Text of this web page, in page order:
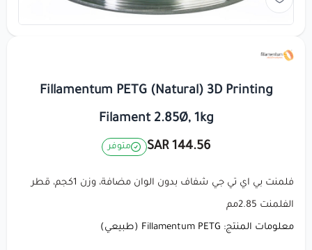
Fillamentum PETG (Natural) 3D Printing
Filament 2.85Ø, 1kg
144.56 SAR
متوفر
فلمنت بي اي تي جي شفاف بدون الوان مضافة، وزن 1كجم، قطر
الفلمنت 2.85مم
معلومات المنتج: Fillamentum PETG (طبيعي)